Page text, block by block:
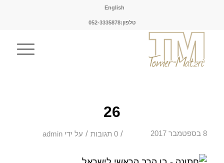
English
טלפון:052-3335878
26
8 בספטמבר 2017 / 0 תגובות / על ידיadmin